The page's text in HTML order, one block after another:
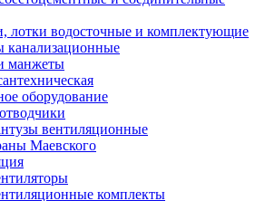
лотки водосточные и комплектующие
канализационные
манжеты
оборудование
вентиляционные
Маевского
комплекты